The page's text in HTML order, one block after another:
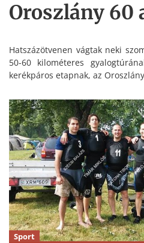
Oroszlány 60
Hatszázötvenen vágtak neki
50-60 kilométeres
kerékpáros etapnak, az
Sport